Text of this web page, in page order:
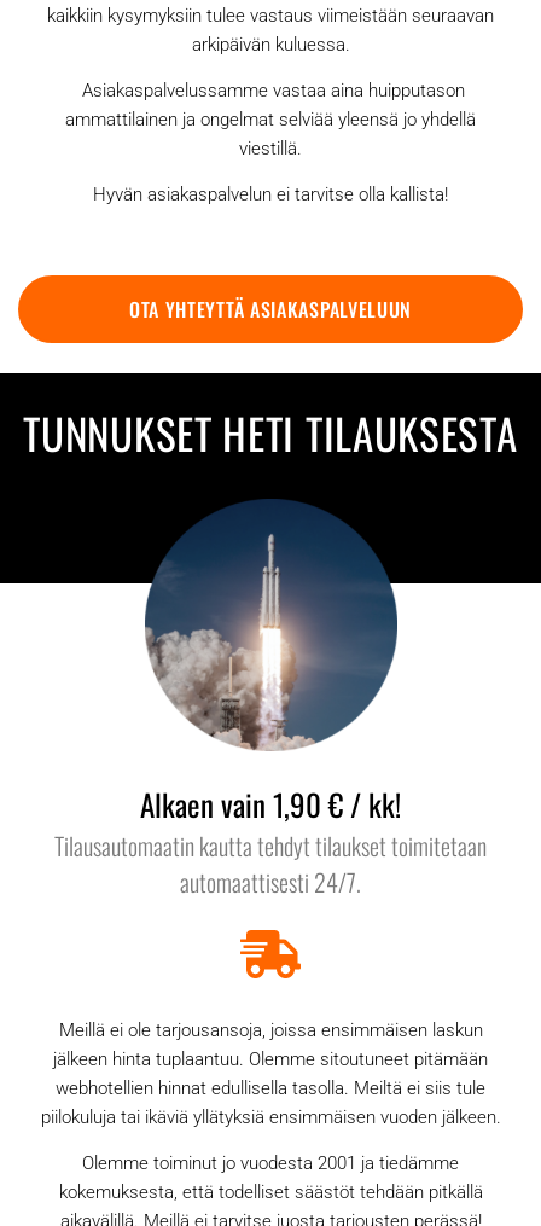
kaikkiin kysymyksiin tulee vastaus viimeistään seuraavan
arkipäivän kuluessa.
Asiakaspalvelussamme vastaa aina huipputason
ammattilainen ja ongelmat selviää yleensä jo yhdellä
viestillä.
Hyvän asiakaspalvelun ei tarvitse olla kallista!
OTA YHTEYTTÄ ASIAKASPALVELUUN
TUNNUKSET HETI TILAUKSESTA
Alkaen vain 1,90 € / kk!
Tilausautomaatin kautta tehdyt tilaukset toimitetaan
automaattisesti 24/7.
Meillä ei ole tarjousansoja, joissa ensimmäisen laskun
jälkeen hinta tuplaantuu. Olemme sitoutuneet pitämään
webhotellien hinnat edullisella tasolla. Meiltä ei siis tule
piilokuluja tai ikäviä yllätyksiä ensimmäisen vuoden jälkeen.
Olemme toiminut jo vuodesta 2001 ja tiedämme
kokemuksesta, että todelliset säästöt tehdään pitkällä
aikavälillä. Meillä ei tarvitse juosta tarjousten perässä!